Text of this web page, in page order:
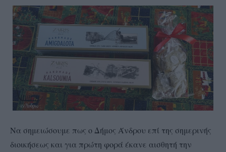
Να σημειώσουμε πως ο Δήμος Άνδρου επί της σημερινής
διοικήσεως και για πρώτη φορά έκανε αισθητή την